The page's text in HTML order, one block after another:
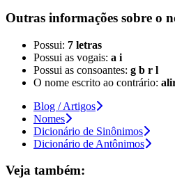
Outras informações sobre o
Possui: 7 letras
Possui as vogais: a i
Possui as consoantes: g b r l
O nome escrito ao contrário:
Blog / Artigos
Nomes
Dicionário de Sinônimos
Dicionário de Antônimos
Veja também: